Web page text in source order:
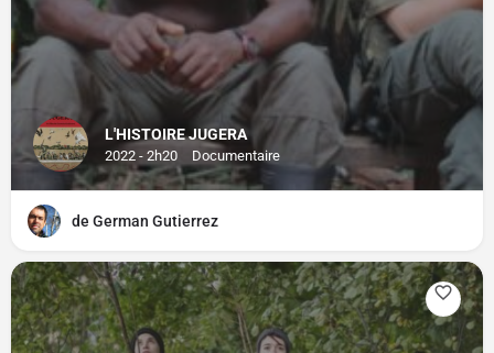
L'HISTOIRE JUGERA
2022 - 2h20 Documentaire
de German Gutierrez